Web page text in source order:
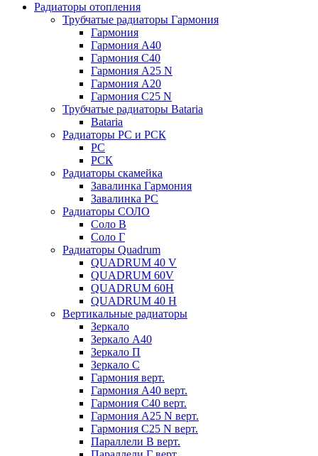
Радиаторы отопления
Трубчатые радиаторы Гармония
Гармония
Гармония А40
Гармония С40
Гармония А25 N
Гармония А20
Гармония С25 N
Трубчатые радиаторы Bataria
Bataria
Радиаторы РС и РСК
РС
РСК
Радиаторы скамейка
Завалинка Гармония
Завалинка РС
Радиаторы СОЛО
Соло В
Соло Г
Радиаторы Quadrum
QUADRUM 40 V
QUADRUM 60V
QUADRUM 60H
QUADRUM 40 H
Вертикальные радиаторы
Зеркало
Зеркало А40
Зеркало П
Зеркало С
Гармония верт.
Гармония А40 верт.
Гармония С40 верт.
Гармония А25 N верт.
Гармония С25 N верт.
Параллели В верт.